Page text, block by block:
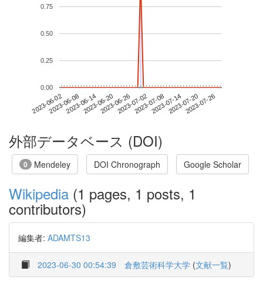
2023-06-022023-06-082023-06-142023-06-202023-06-262023-07-022023-07-082023-07-142023-07-202023-07-26
0.00
0.25
0.50
0.75
外部データベース (DOI)
0 Mendeley DOI Chronograph Google Scholar
Wikipedia (1 pages, 1 posts, 1
contributors)
編集者: ADAMTS13
2023-06-30 00:54:39 倉敷芸術科学大学 (文献一覧)